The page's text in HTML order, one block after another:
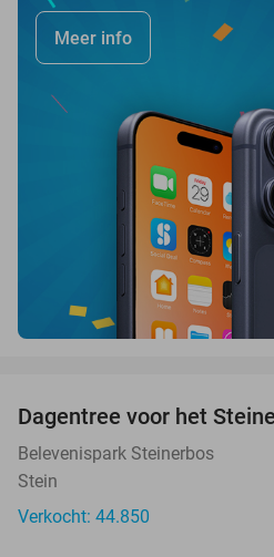
Meer info
Dagentree voor het
Belevenispark Steinerbos
Stein
Verkocht: 44.850